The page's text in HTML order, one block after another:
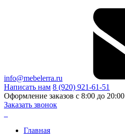
info@mebelerra.ru
Написать нам 8 (920) 921-61-51
Оформление заказов с 8:00 до 20:00
Заказать звонок
Главная